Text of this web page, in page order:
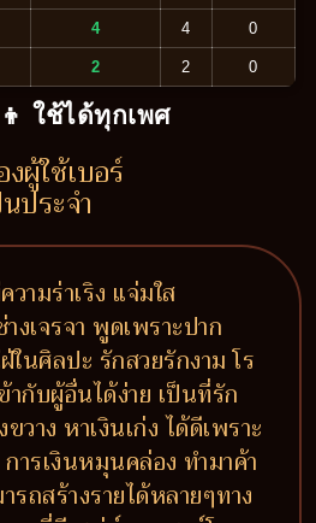
4 4 0
2 2 0
ใช้ได้ทุกเพศ
ผู้ใช้เบอร์
ประจำ
ามร่าเริง แจ่มใส
เจรจา พูดเพราะปาก
นศิลปะ รักสวยรักงาม โร
ากับผู้อื่นได้ง่าย เป็นที่รัก
วาง หาเงินเก่ง ได้ดีเพราะ
ารเงินหมุนคล่อง ทำมาค้า
ถสร้างรายได้หลายๆทาง